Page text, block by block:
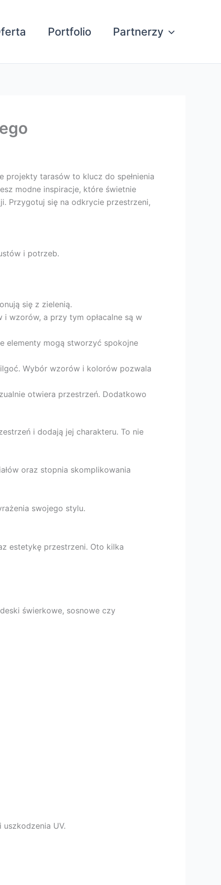
Portfolio Partnerzy
projekty tarasów to klucz do spełnienia
modne inspiracje, które świetnie
Przygotuj się na odkrycie przestrzeni,
i potrzeb.
się z zielenią.
wzorów, a przy tym opłacalne są w
elementy mogą stworzyć spokojne
Wybór wzorów i kolorów pozwala
otwiera przestrzeń. Dodatkowo
i dodają jej charakteru. To nie
oraz stopnia skomplikowania
swojego stylu.
estetykę przestrzeni. Oto kilka
świerkowe, sosnowe czy
UV.